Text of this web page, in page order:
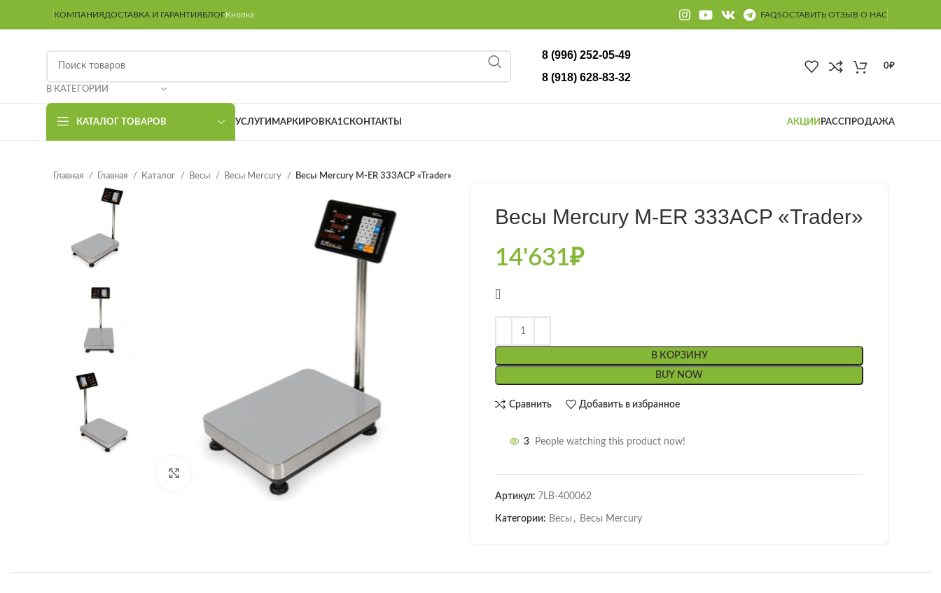
КОМПАНИЯДОСТАВКА И ГАРАНТИЯБЛОГКнопка FAQSОСТАВИТЬ ОТЗЫВ О НАС
В КАТЕГОРИИ
8 (996) 252-05-49
8 (918) 628-83-32
0₽
КАТАЛОГ ТОВАРОВ УСЛУГИ МАРКИРОВКА1СКОНТАКТЫ АКЦИИ РАССПРОДАЖА
Главная Главная Каталог Весы Весы Mercury Весы Mercury M-ER 333ACP «Trader»
Нажмите, чтобы увеличить
Весы Mercury M-ER 333ACP «Trader»
14'631₽
В КОРЗИНУ
BUY NOW
Сравнить Добавить в избранное
3 People watching this product now!
Артикул: 7LB-400062
Категории: Весы , Весы Mercury